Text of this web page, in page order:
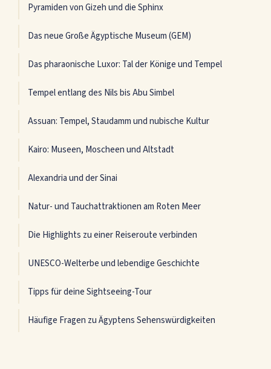
Pyramiden von Gizeh und die Sphinx
Das neue Große Ägyptische Museum (GEM)
Das pharaonische Luxor: Tal der Könige und Tempel
Tempel entlang des Nils bis Abu Simbel
Assuan: Tempel, Staudamm und nubische Kultur
Kairo: Museen, Moscheen und Altstadt
Alexandria und der Sinai
Natur- und Tauchattraktionen am Roten Meer
Die Highlights zu einer Reiseroute verbinden
UNESCO-Welterbe und lebendige Geschichte
Tipps für deine Sightseeing-Tour
Häufige Fragen zu Ägyptens Sehenswürdigkeiten